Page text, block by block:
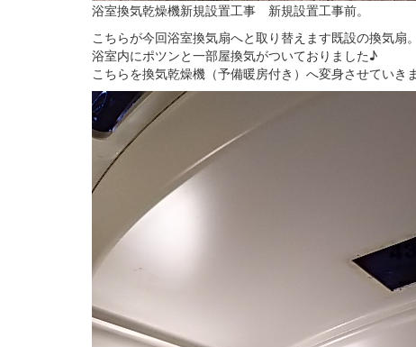
浴室換気乾燥機新規設置工事 新規設置工事前。
こちらが今回浴室換気扇へと取り替えます既設の換気扇。
浴室内にポツンと一部屋換気がついておりました♪
こちらを換気乾燥機（予備暖房付き）へ変身させていき